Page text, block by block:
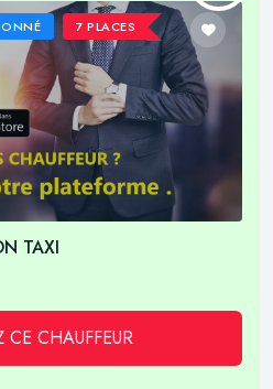
7 PLACES
TAXI
CE CHAUFFEUR